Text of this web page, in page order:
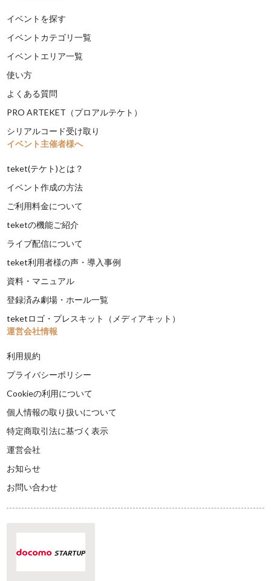
イベントを探す
イベントカテゴリ一覧
イベントエリア一覧
使い方
よくある質問
PRO ARTEKET（プロアルテケト）
シリアルコード受け取り
イベント主催者様へ
teket(テケト)とは？
イベント作成の方法
ご利用料金について
teketの機能ご紹介
ライブ配信について
teket利用者様の声・導入事例
資料・マニュアル
登録済み劇場・ホール一覧
teketロゴ・プレスキット（メディアキット）
運営会社情報
利用規約
プライバシーポリシー
Cookieの利用について
個人情報の取り扱いについて
特定商取引法に基づく表示
運営会社
お知らせ
お問い合わせ